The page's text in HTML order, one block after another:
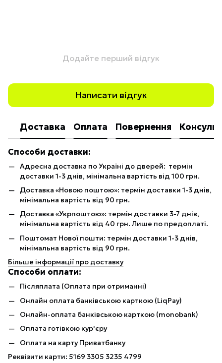
Додайте перший відгук
Написати відгук
Доставка Оплата Повернення
Способи доставки:
Адресна доставка по Україні до дверей: термін
доставки 1-3 днів, мінімальна вартість від 100 грн.
Доставка «Новою поштою»: термін доставки 1-3 днів,
мінімальна вартість від 90 грн.
Доставка «Укрпоштою»: термін доставки 3-7 днів,
мінімальна вартість від 40 грн. Лише по предоплаті.
Поштомат Нової пошти: термін доставки 1-3 днів,
мінімальна вартість від 90 грн.
Більше інформації про доставку
Способи оплати:
Післяплата (Оплата при отриманні)
Онлайн оплата банківською карткою (LiqPay)
Онлайн-оплата банківською карткою (monobank)
Оплата готівкою кур'єру
Оплата на карту Приватбанку
Реквізити карти: 5169 3305 3235 4799